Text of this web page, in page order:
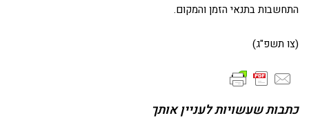
התחשבות בתנאי הזמן והמקום.
(צו תשפ"ג)
כתבות שעשויות לעניין אותך